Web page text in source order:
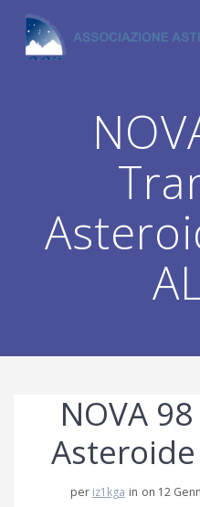
NOVA
per iz1kga in on 12